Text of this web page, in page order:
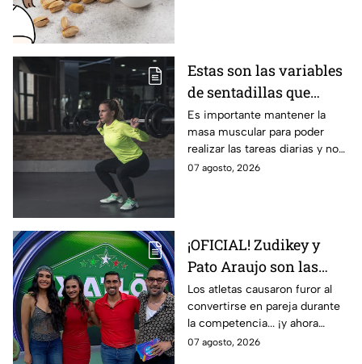
Estas son las variables
de sentadillas que
debes elegir después de
los 50, según los
entrenadores
Es importante mantener la
masa muscular para poder
realizar las tareas diarias y no
sufrir sarcopenia.
07 agosto, 2026
¡OFICIAL! Zudikey y
Pato Araujo son las
primeras leyendas
CONFIRMADAS para la
décima temporada de
Exatlón México
Los atletas causaron furor al
convertirse en pareja durante
la competencia... ¡y ahora
vuelven a ella cuatro años
07 agosto, 2026